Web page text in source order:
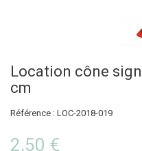
Location cône
cm
Référence : LOC-2018-019
2,50 €